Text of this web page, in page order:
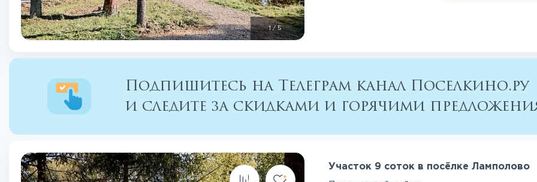
1/ 5
Подпишитесь на Телеграм канал Поселкино.ру
и следите за скидками и горячими
Участок 9 соток в посёлке Ламполово